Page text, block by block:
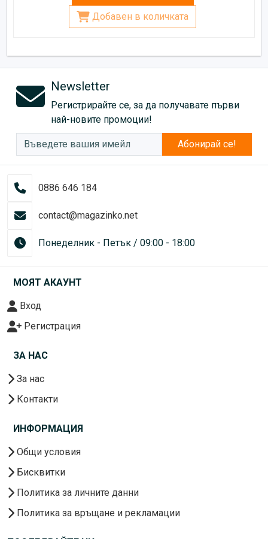
Добавен в количката
Newsletter
Регистрирайте се, за да получавате първи
най-новите промоции!
Абонирай се!
0886 646 184
contact@magazinko.net
Понеделник - Петък / 09:00 - 18:00
МОЯТ АКАУНТ
Вход
Регистрация
ЗА НАС
За нас
Контакти
ИНФОРМАЦИЯ
Общи условия
Бисквитки
Политика за личните данни
Политика за връщане и рекламации